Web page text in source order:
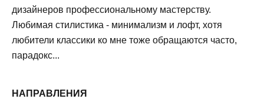
дизайнеров профессиональному мастерству.
Любимая стилистика - минимализм и лофт, хотя
любители классики ко мне тоже обращаются часто,
парадокс...
НАПРАВЛЕНИЯ